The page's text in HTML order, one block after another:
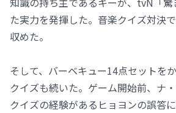
た実力を発揮した。音楽クイズ対決
収めた。
そして、バーベキュー14点セットを
クイズも続いた。ゲーム開始前、ナ
クイズの経験があるヒョヨンの誤答